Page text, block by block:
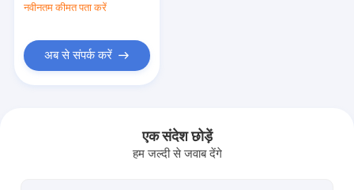
नवीनतम कीमत पता करें
अब से संपर्क करें
एक संदेश छोड़ें
हम जल्दी से जवाब देंगे